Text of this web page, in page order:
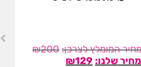
₪200
₪129